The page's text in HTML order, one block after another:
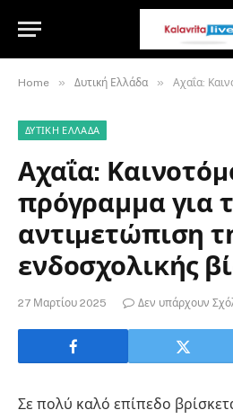
Home » Δυτική Ελλάδα » Αχαΐα: Καινοτόµο
ΔΥΤΙΚΉ ΕΛΛΆΔΑ
Αχαΐα:
πρόγραμμα για
αντιµετώπιση
ενδοσχολικής
27 Μαρτίου 2025 Δεν υπάρχουν
Σε πολύ καλό επίπεδο